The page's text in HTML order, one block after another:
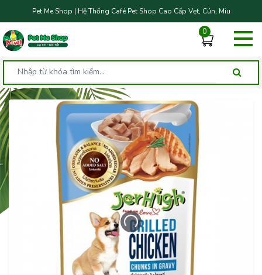
Pet Me Shop | Hệ Thống Café Pet Shop Cao Cấp Vẹt, Cún, Miu
0